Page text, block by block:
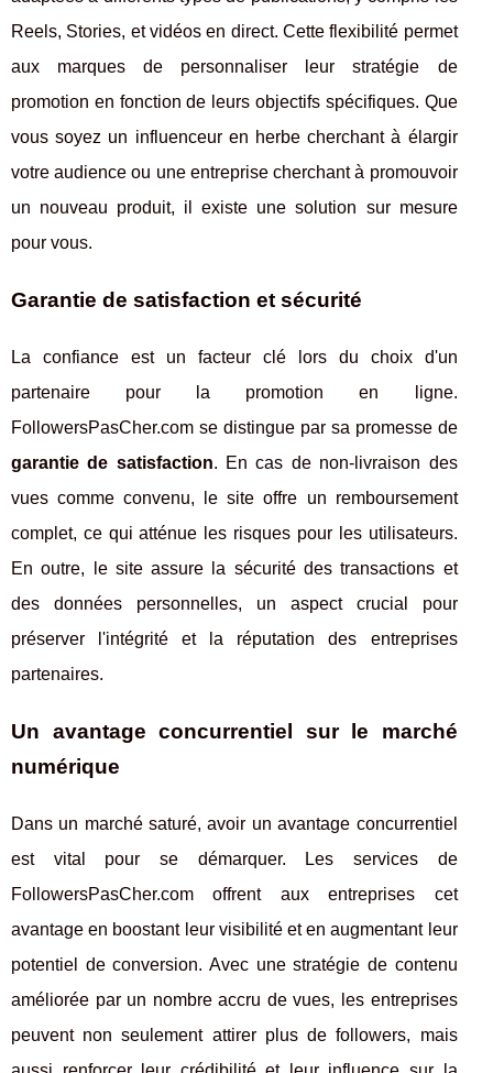
Reels, Stories, et vidéos en direct. Cette flexibilité permet
aux marques de personnaliser leur stratégie de
promotion en fonction de leurs objectifs spécifiques. Que
vous soyez un influenceur en herbe cherchant à élargir
votre audience ou une entreprise cherchant à promouvoir
un nouveau produit, il existe une solution sur mesure
pour vous.
Garantie de satisfaction et sécurité
La confiance est un facteur clé lors du choix d'un
partenaire pour la promotion en ligne.
FollowersPasCher.com se distingue par sa promesse de
garantie de satisfaction. En cas de non-livraison des
vues comme convenu, le site offre un remboursement
complet, ce qui atténue les risques pour les utilisateurs.
En outre, le site assure la sécurité des transactions et
des données personnelles, un aspect crucial pour
préserver l'intégrité et la réputation des entreprises
partenaires.
Un avantage concurrentiel sur le marché
numérique
Dans un marché saturé, avoir un avantage concurrentiel
est vital pour se démarquer. Les services de
FollowersPasCher.com offrent aux entreprises cet
avantage en boostant leur visibilité et en augmentant leur
potentiel de conversion. Avec une stratégie de contenu
améliorée par un nombre accru de vues, les entreprises
peuvent non seulement attirer plus de followers, mais